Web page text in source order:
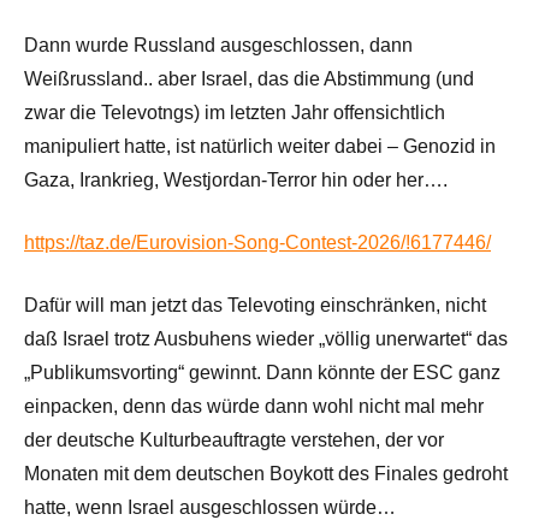
Dann wurde Russland ausgeschlossen, dann
Weißrussland.. aber Israel, das die Abstimmung (und
zwar die Televotngs) im letzten Jahr offensichtlich
manipuliert hatte, ist natürlich weiter dabei – Genozid in
Gaza, Irankrieg, Westjordan-Terror hin oder her….
https://taz.de/Eurovision-Song-Contest-2026/!6177446/
Dafür will man jetzt das Televoting einschränken, nicht
daß Israel trotz Ausbuhens wieder „völlig unerwartet“ das
„Publikumsvorting“ gewinnt. Dann könnte der ESC ganz
einpacken, denn das würde dann wohl nicht mal mehr
der deutsche Kulturbeauftragte verstehen, der vor
Monaten mit dem deutschen Boykott des Finales gedroht
hatte, wenn Israel ausgeschlossen würde…